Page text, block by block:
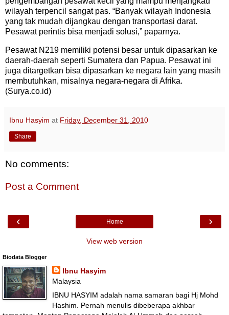
wilayah terpencil sangat pas. “Banyak wilayah Indonesia
yang tak mudah dijangkau dengan transportasi darat.
Pesawat perintis bisa menjadi solusi,” paparnya.
Pesawat N219 memiliki potensi besar untuk dipasarkan ke
daerah-daerah seperti Sumatera dan Papua. Pesawat ini
juga ditargetkan bisa dipasarkan ke negara lain yang masih
membutuhkan, misalnya negara-negara di Afrika.
(Surya.co.id)
Ibnu Hasyim at Friday, December 31, 2010
Share
No comments:
Post a Comment
‹ ›
Home
View web version
Biodata Blogger
Ibnu Hasyim
Malaysia
IBNU HASYIM adalah nama samaran bagi Hj Mohd
Hashim. Pernah menulis dibeberapa akhbar